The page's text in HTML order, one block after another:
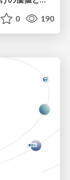
0 190